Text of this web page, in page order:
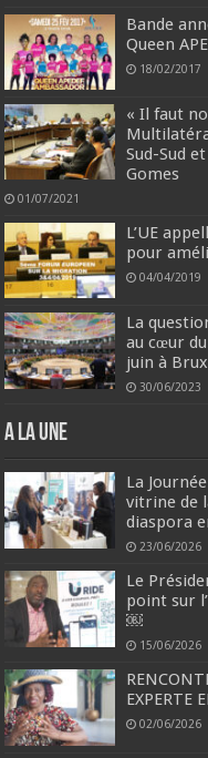
Bande
Queen
18/02/2017
« Il faut
Sud-Sud
Gomes
01/07/2021
L’UE
pour
04/04/2019
La
au cœur
juin à
30/06/2023
A la une
La
vitrine de
diaspora
23/06/2026
Le
point sur
￼
15/06/2026
EXPERTE
02/06/2026